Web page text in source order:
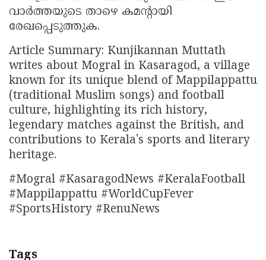
വാര്‍ത്തയുടെ താഴെ കമൻ്റായി
രേഖപ്പെടുത്തുക.
Article Summary: Kunjikannan Muttath
writes about Mogral in Kasaragod, a village
known for its unique blend of Mappilappattu
(traditional Muslim songs) and football
culture, highlighting its rich history,
legendary matches against the British, and
contributions to Kerala's sports and literary
heritage.
#Mogral #KasaragodNews #KeralaFootball
#Mappilappattu #WorldCupFever
#SportsHistory #RenuNews
Tags